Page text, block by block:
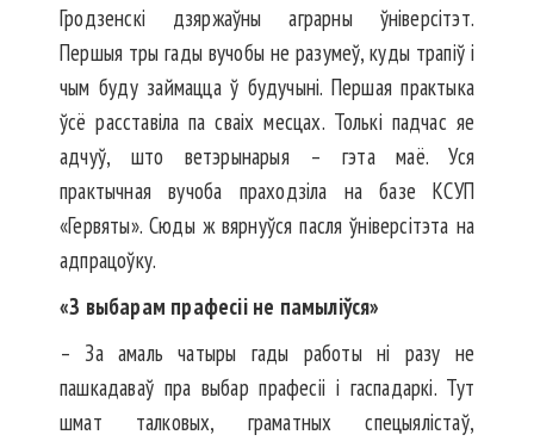
Гродзенскі дзяржаўны аграрны ўніверсітэт.
Першыя тры гады вучобы не разумеў, куды трапіў і
чым буду займацца ў будучыні. Першая практыка
ўсё расставіла па сваіх месцах. Толькі падчас яе
адчуў, што ветэрынарыя – гэта маё. Уся
практычная вучоба праходзіла на базе КСУП
«Гервяты». Сюды ж вярнуўся пасля ўніверсітэта на
адпрацоўку.
«З выбарам прафесіі не памыліўся»
– За амаль чатыры гады работы ні разу не
пашкадаваў пра выбар прафесіі і гаспадаркі. Тут
шмат талковых, граматных спецыялістаў,